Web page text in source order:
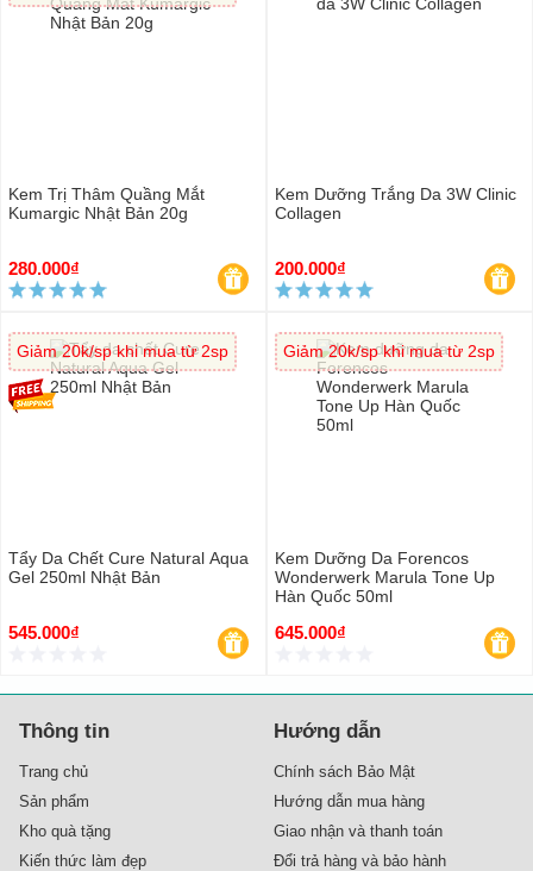
Kem Trị Thâm Quầng Mắt
Kumargic Nhật Bản 20g
280.000₫
Kem Dưỡng Trắng Da 3W Clinic
Collagen
200.000₫
Giảm 20k/sp khi mua từ 2sp
Tẩy Da Chết Cure Natural Aqua
Gel 250ml Nhật Bản
545.000₫
Giảm 20k/sp khi mua từ 2sp
Kem Dưỡng Da Forencos
Wonderwerk Marula Tone Up
Hàn Quốc 50ml
645.000₫
Thông tin
Trang chủ
Sản phẩm
Kho quà tặng
Kiến thức làm đẹp
Hướng dẫn
Chính sách Bảo Mật
Hướng dẫn mua hàng
Giao nhận và thanh toán
Đổi trả hàng và bảo hành